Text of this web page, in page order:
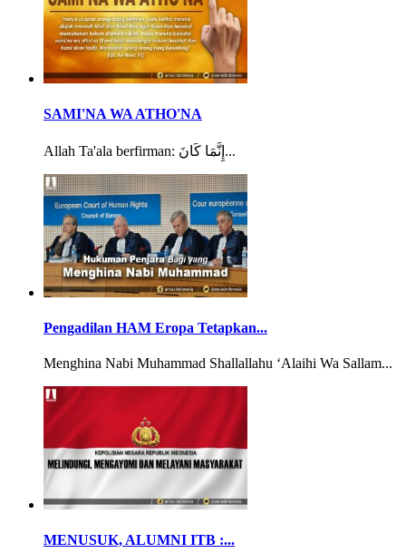
SAMI'NA WA ATHO'NA
Allah Ta'ala berfirman: إِنَّمَا كَانَ...
Pengadilan HAM Eropa Tetapkan...
Menghina Nabi Muhammad Shallallahu ‘Alaihi Wa Sallam...
MENUSUK, ALUMNI ITB :...